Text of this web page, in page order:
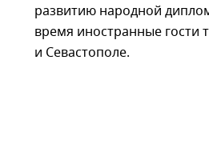
развитию народной
время иностранные
и Севастополе.